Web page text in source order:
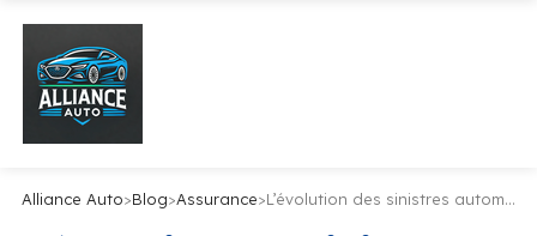
Alliance Auto>Blog>Assurance> L’évolution des sinistres automobiles en France : quelles protections pour les conducteurs en 2025 ?